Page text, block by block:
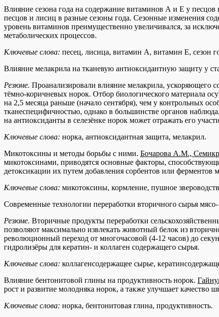
Влияние сезона года на содержание витаминов А и Е у
песцов и лисиц в разные сезоны года. Сезонные изменения
уровень витаминов преимущественно увеличивался, за
метаболических процессов.
Ключевые слова: песец, лисица, витамин А, витамин Е, сезон
Влияние мелакрила на тканевую антиоксидантную защиту у
Резюме. Проанализировали влияние мелакрила, ускоряющего
тёмно-коричневых норок. Отбор биологического материала
на 2,5 месяца раньше (начало сентября), чем у контрольных
тканеспецифичностью, однако в большинстве органов
на антиоксиданты в селезёнке норок может отражать его
Ключевые слова: норка, антиоксидантная защита, мелакрил.
Микотоксины и методы борьбы с ними. Бочарова А.М.,
микотоксинами, приводятся основные факторы,
детоксикации их путем добавления сорбентов или ферментов
Ключевые слова: микотоксины, кормление, пушное
Современные технологии переработки вторичного сырья
Резюме. Вторичные продукты переработки
позволяют максимально извлекать животный белок из
революционный переход от многочасовой (4-12 часов) до
гидролизёры для кератин- и коллаген содержащего сырья.
Ключевые слова: коллагенсодержащее сырье,
Влияние бентонитовой глины на продуктивность норок.
рост и развитие молодняка норок, а также улучшает качество
Ключевые слова: норка, бентонитовая глина, продуктивность.